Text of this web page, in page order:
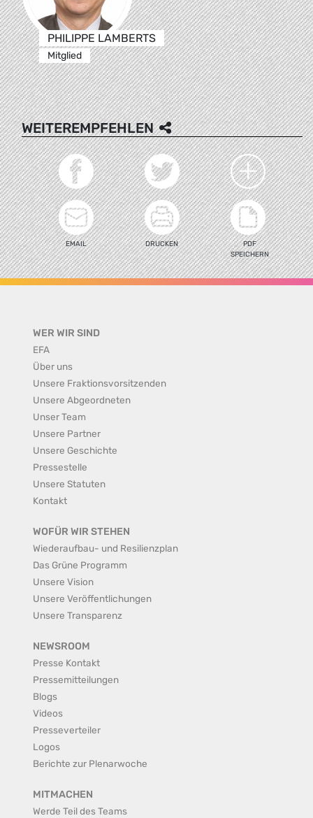
PHILIPPE LAMBERTS
Mitglied
WEITEREMPFEHLEN
EMAIL DRUCKEN
PDF
SPEICHERN
WER WIR SIND
EFA
Über uns
Unsere Fraktionsvorsitzenden
Unsere Abgeordneten
Unser Team
Unsere Partner
Unsere Geschichte
Pressestelle
Unsere Statuten
Kontakt
WOFÜR WIR STEHEN
Wiederaufbau- und Resilienzplan
Das Grüne Programm
Unsere Vision
Unsere Veröffentlichungen
Unsere Transparenz
NEWSROOM
Presse Kontakt
Pressemitteilungen
Blogs
Videos
Presseverteiler
Logos
Berichte zur Plenarwoche
MITMACHEN
Werde Teil des Teams